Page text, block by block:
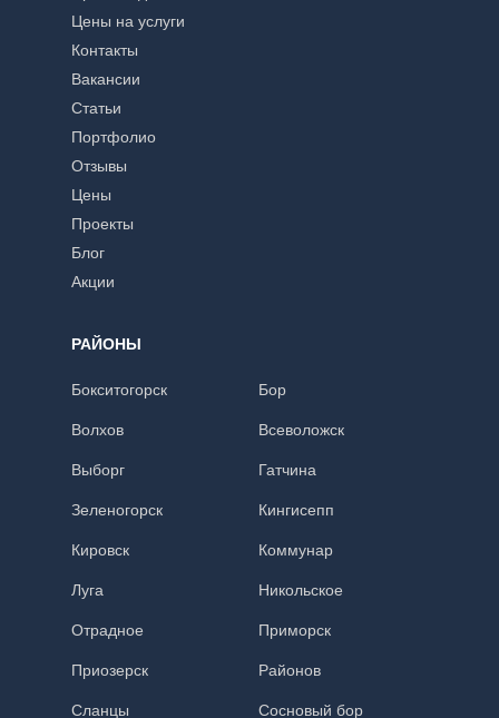
Цены на услуги
Контакты
Вакансии
Статьи
Портфолио
Отзывы
Цены
Проекты
Блог
Акции
РАЙОНЫ
Бокситогорск Бор
Волхов Всеволожск
Выборг Гатчина
Зеленогорск Кингисепп
Кировск Коммунар
Луга Никольское
Отрадное Приморск
Приозерск Районов
Сланцы Сосновый бор